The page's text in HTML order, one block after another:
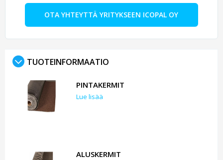
OTA YHTEYTTÄ YRITYKSEEN ICOPAL OY
TUOTEINFORMAATIO
PINTAKERMIT
Lue lisää
ALUSKERMIT